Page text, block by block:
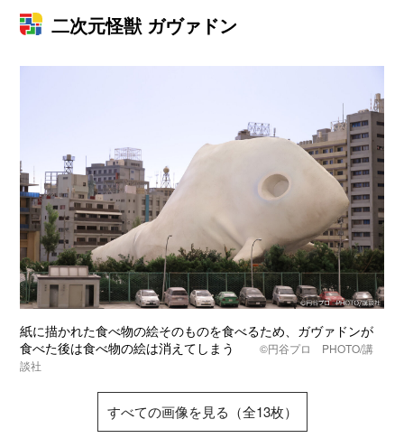
二次元怪獣 ガヴァドン
紙に描かれた食べ物の絵そのものを食べるため、ガヴァドンが
食べた後は食べ物の絵は消えてしまう©円谷プロ PHOTO/講
談社
すべての画像を見る（全13枚）